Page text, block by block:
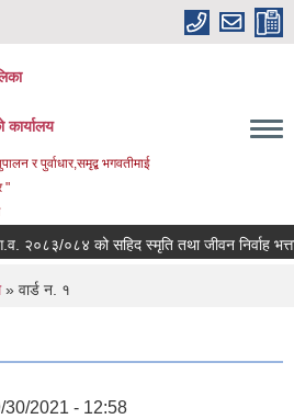
कार्यालय
र पुर्वाधार,समृद्ब भगवतीमाई
"
०८४ को सहिद स्मृति तथा जीवन निर्वाह भत्ता
» वार्ड न. १
30/2021 - 12:58